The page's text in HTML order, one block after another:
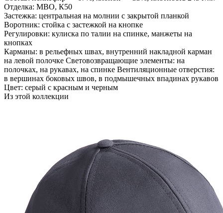
Отделка: МВО, К50
Застежка: центральная на молнии с закрытой планкой
Воротник: стойка с застежкой на кнопке
Регулировки: кулиска по талии на спинке, манжеты на
кнопках
Карманы: в рельефных швах, внутренний накладной карман
на левой полочке Световозвращающие элементы: на
полочках, на рукавах, на спинке Вентиляционные отверстия:
в вершинах боковых швов, в подмышечных впадинах рукавов
Цвет: серый с красным и черным
Из этой коллекции